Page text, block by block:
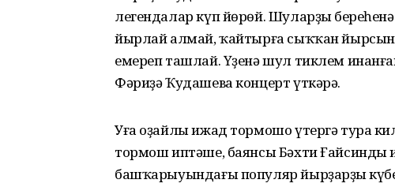
легендалар күп йөрөй. Шуларҙың
йырлай алмай, ҡайтырға сыҡҡан
емереп ташлай. Үҙенә шул тиклем
Фәриҙә Ҡудашева концерт үткәрә.
Уға оҙайлы ижад тормошо үтергә тура
тормош иптәше, баянсы Бәхти
башҡарыуындағы популяр йырҙарҙың